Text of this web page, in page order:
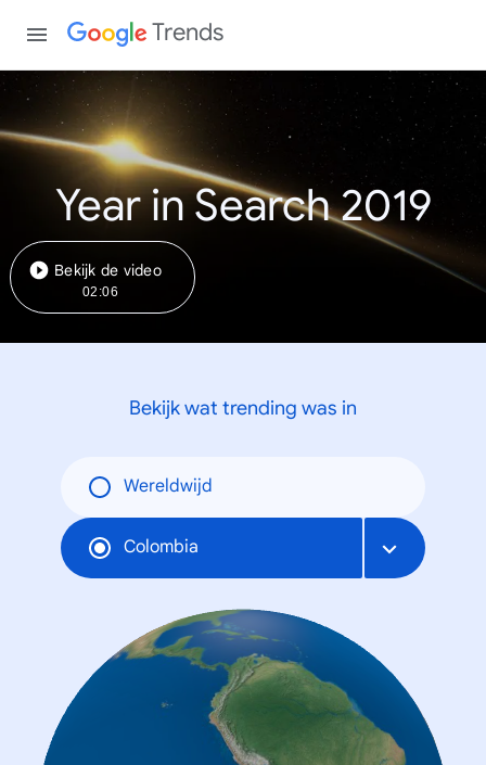
Trends
Year in Search 2019
Bekijk de video
02:06
Bekijk wat trending was in
Wereldwijd
Colombia